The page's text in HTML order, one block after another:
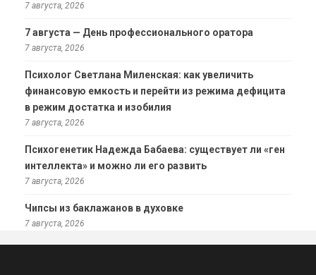
7 августа, 2026
7 августа — День профессионального оратора
7 августа, 2026
Психолог Светлана Миленская: как увеличить
финансовую емкость и перейти из режима дефицита
в режим достатка и изобилия
7 августа, 2026
Психогенетик Надежда Бабаева: существует ли «ген
интеллекта» и можно ли его развить
7 августа, 2026
Чипсы из баклажанов в духовке
7 августа, 2026